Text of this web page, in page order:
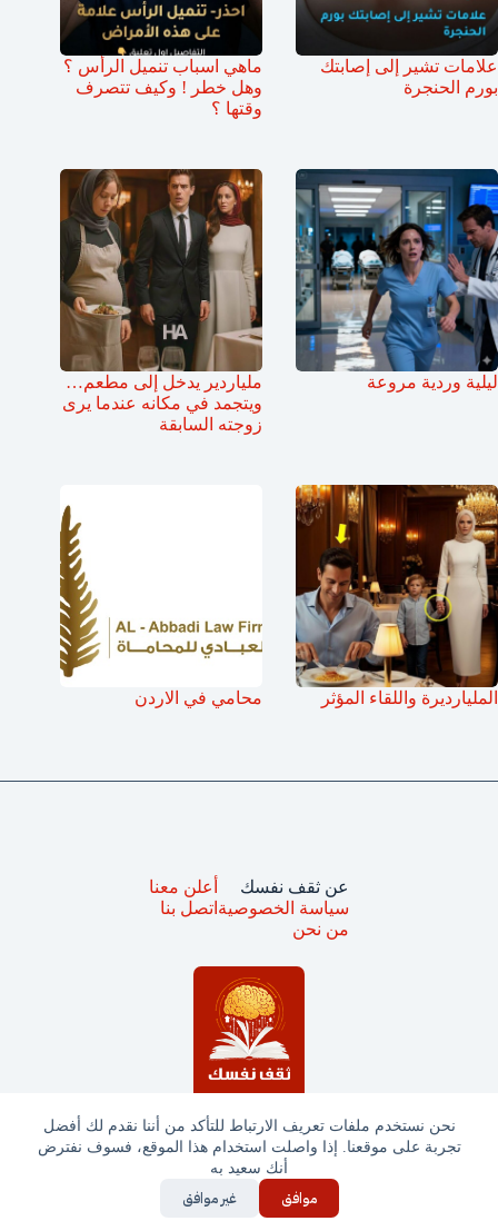
نحن نستخدم ملفات تعريف الارتباط للتأكد من أننا نقدم لك أفضل
تجربة على موقعنا. إذا واصلت استخدام هذا الموقع، فسوف نفترض
أنك سعيد به
موافق غير موافق
علامات تشير إلى إصابتك
بورم الحنجرة
ماهي اسباب تنميل الرأس ؟
وهل خطر ! وكيف تتصرف
وقتها ؟
ليلية وردية مروعة
ملياردير يدخل إلى مطعم…
ويتجمد في مكانه عندما يرى
زوجته السابقة
المليارديرة واللقاء المؤثر محامي في الاردن
جميع الحقوق محفوظة © ثقف نفسك 2025
عن ثقف نفسك
سياسة الخصوصية
من نحن
أعلن معنا
اتصل بنا